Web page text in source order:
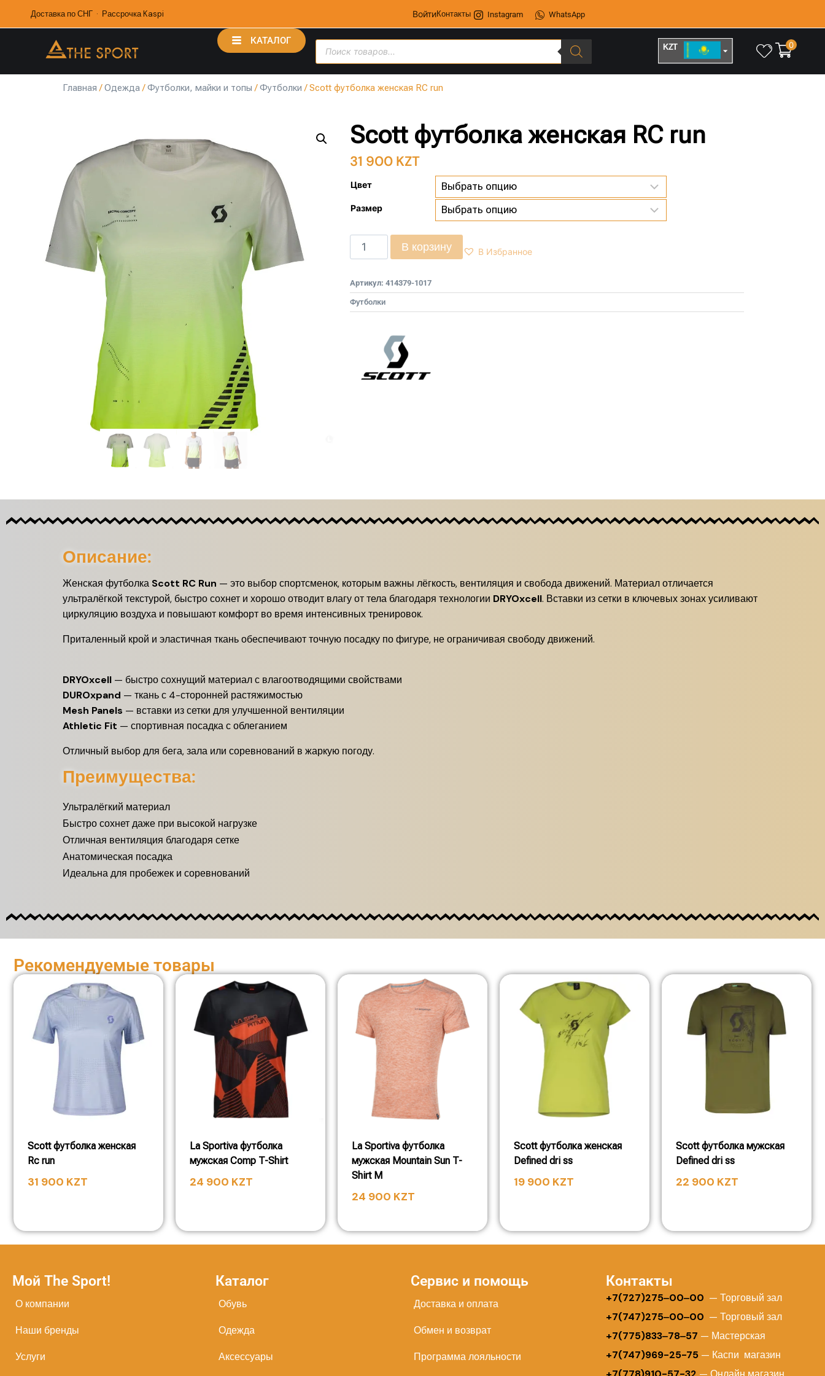
Доставка по СНГ · Рассрочка Kaspi ВойтиКонтакты Instagram WhatsApp
КАТАЛОГ
KZT 0
Главная /Одежда/Футболки, майки и топы /Футболки / Scott футболка женская RC run
Scott футболка женская RC run
31 900 KZT
Цвет
Размер
В корзину В Избранное
Артикул: 414379-1017
Футболки
Описание:
Женская футболка Scott RC Run — это выбор спортсменок, которым важны лёгкость, вентиляция и свобода движений. Материал отличается
ультралёгкой текстурой, быстро сохнет и хорошо отводит влагу от тела благодаря технологии DRYOxcell. Вставки из сетки в ключевых зонах усиливают
циркуляцию воздуха и повышают комфорт во время интенсивных тренировок.
Приталенный крой и эластичная ткань обеспечивают точную посадку по фигуре, не ограничивая свободу движений.
DRYOxcell — быстро сохнущий материал с влагоотводящими свойствами
DUROxpand — ткань с 4-сторонней растяжимостью
Mesh Panels — вставки из сетки для улучшенной вентиляции
Athletic Fit — спортивная посадка с облеганием
Отличный выбор для бега, зала или соревнований в жаркую погоду.
Преимущества:
Ультралёгкий материал
Быстро сохнет даже при высокой нагрузке
Отличная вентиляция благодаря сетке
Анатомическая посадка
Идеальна для пробежек и соревнований
Рекомендуемые товары
Scott футболка женская
Rc run
31 900 KZT
La Sportiva футболка
мужская Comp T-Shirt
24 900 KZT
La Sportiva футболка
мужская Mountain Sun T-
Shirt M
24 900 KZT
Scott футболка женская
Defined dri ss
19 900 KZT
Scott футболка мужская
Defined dri ss
22 900 KZT
Мой The Sport!
О компании
Наши бренды
Услуги
Каталог
Обувь
Одежда
Аксессуары
Сервис и помощь
Доставка и оплата
Обмен и возврат
Программа лояльности
Контакты
+7(727)275‒00‒00 — Торговый зал
+7(747)275‒00‒00 — Торговый зал
+7(775)833‒78‒57 — Мастерская
+7(747)969-25-75— Каспи магазин